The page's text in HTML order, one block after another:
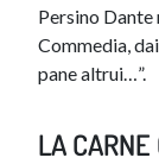
Persino
Commedia,
pane altrui…”.
LA